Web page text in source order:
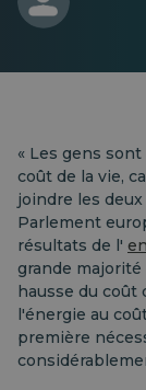
« Les gens
coût de la vie,
joindre les
Parlement
résultats de l'
grande majorité
hausse du coût
l'énergie au
première